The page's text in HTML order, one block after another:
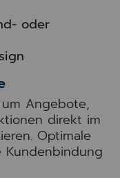
oder
Angebote,
direkt im
Optimale